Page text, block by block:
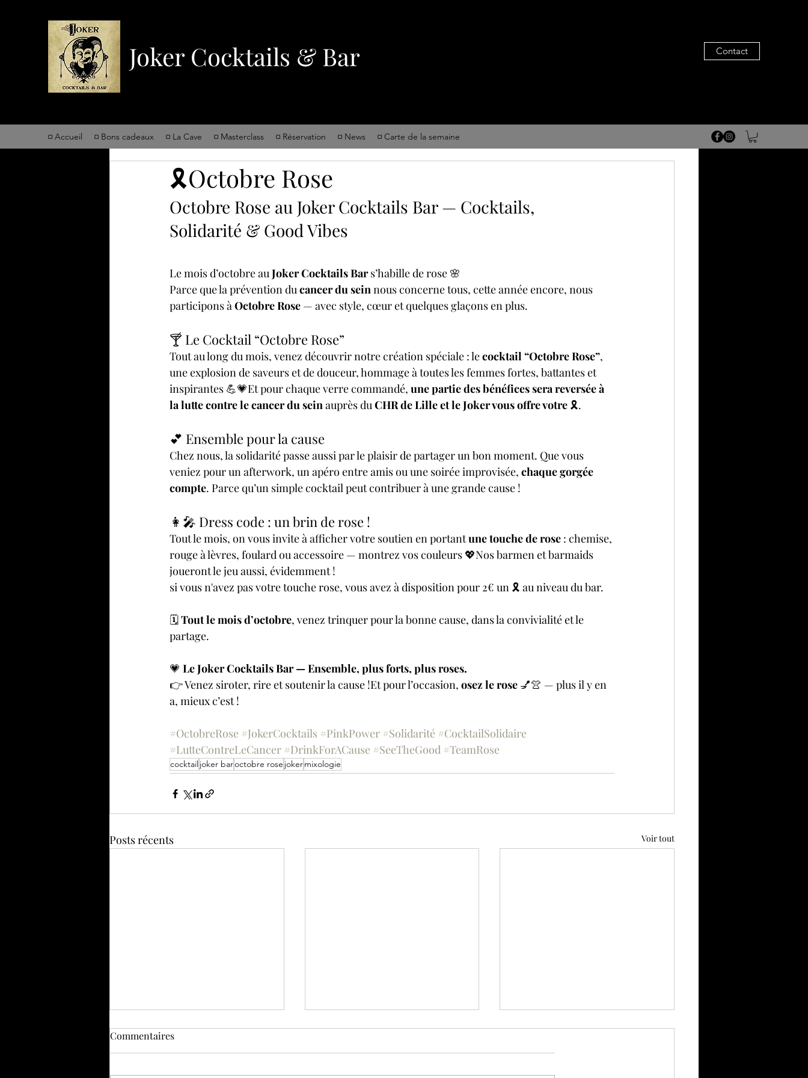
Joker Cocktails & Bar Contact
¤ Accueil ¤ Bons cadeaux ¤ La Cave ¤ Masterclass ¤ Réservation ¤ News ¤ Carte de la semaine
🎗️Octobre Rose
Octobre Rose au Joker Cocktails Bar — Cocktails,
Solidarité & Good Vibes
Le mois d’octobre au Joker Cocktails Bar s’habille de rose 🌸
Parce que la prévention du cancer du sein nous concerne tous, cette année encore, nous
participons à Octobre Rose — avec style, cœur et quelques glaçons en plus.
🍸 Le Cocktail “Octobre Rose”
Tout au long du mois, venez découvrir notre création spéciale : le cocktail “Octobre Rose”,
une explosion de saveurs et de douceur, hommage à toutes les femmes fortes, battantes et
inspirantes 💪💗Et pour chaque verre commandé, une partie des bénéfices sera reversée à
la lutte contre le cancer du sein auprès du CHR de Lille et le Joker vous offre votre 🎗️.
💕 Ensemble pour la cause
Chez nous, la solidarité passe aussi par le plaisir de partager un bon moment. Que vous
veniez pour un afterwork, un apéro entre amis ou une soirée improvisée, chaque gorgée
compte. Parce qu’un simple cocktail peut contribuer à une grande cause !
👩‍🎤 Dress code : un brin de rose !
Tout le mois, on vous invite à afficher votre soutien en portant une touche de rose : chemise,
rouge à lèvres, foulard ou accessoire — montrez vos couleurs 💖Nos barmen et barmaids
joueront le jeu aussi, évidemment !
si vous n'avez pas votre touche rose, vous avez à disposition pour 2€ un 🎗️ au niveau du bar.
🗓️ Tout le mois d’octobre, venez trinquer pour la bonne cause, dans la convivialité et le
partage.
💗 Le Joker Cocktails Bar — Ensemble, plus forts, plus roses.
👉 Venez siroter, rire et soutenir la cause !Et pour l’occasion, osez le rose 💅👚 — plus il y en
a, mieux c’est !
#OctobreRose #JokerCocktails #PinkPower #Solidarité #CocktailSolidaire
#LutteContreLeCancer #DrinkForACause #SeeTheGood #TeamRose
cocktailjoker baroctobre rose jokermixologie
Posts récents Voir tout
Commentaires